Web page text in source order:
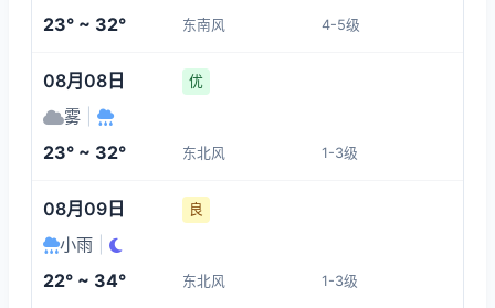
20:00
28°
1-3
14:00 16:00
32°
1-3 1-3
23° ~ 32° 东南风 4-5级
08月08日 优
雾
23° ~ 32° 东北风 1-3级
08月09日 良
小雨
22° ~ 34° 东北风 1-3级